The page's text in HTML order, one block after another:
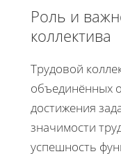
Роль и
коллектива
Трудовой
объединённых
достижения
значимости
успешность